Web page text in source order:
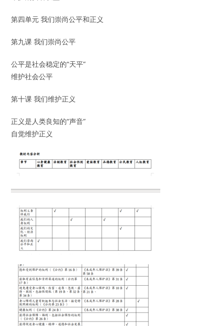
第四单元 我们崇尚公平和正义
第九课 我们崇尚公平
公平是社会稳定的“天平”
维护社会公平
第十课 我们维护正义
正义是人类良知的“声音”
自觉维护正义